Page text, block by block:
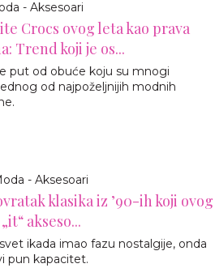
- Aksesoari
Crocs ovog leta kao prava
Trend koji je os...
put od obuće koju su mnogi
od najpoželjnijih modnih
- Aksesoari
klasika iz ’90-ih koji ovog
akseso...
ikada imao fazu nostalgije, onda
pun kapacitet.